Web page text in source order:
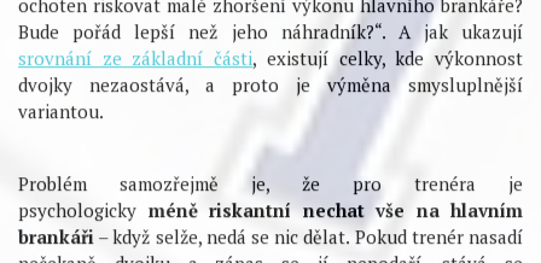
ODPOČINUTÍ BRANKÁŘI
JSOU VÝHODOU
Výsledky nelze interpretovat tak, že jednička nezvládne dva
zápasy po sobě. Situace samozřejmě není černobílá. Přesto